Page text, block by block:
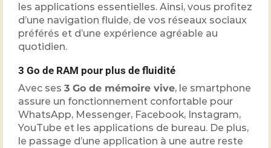
les applications essentielles. Ainsi, vous profitez
d’une navigation fluide, de vos réseaux sociaux
préférés et d’une expérience agréable au
quotidien.
3 Go de RAM pour plus de fluidité
Avec ses 3 Go de mémoire vive, le smartphone
assure un fonctionnement confortable pour
WhatsApp, Messenger, Facebook, Instagram,
YouTube et les applications de bureau. De plus,
le passage d’une application à une autre reste